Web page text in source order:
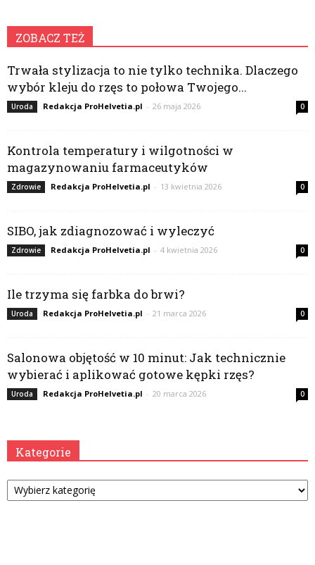
ZOBACZ TEŻ
Trwała stylizacja to nie tylko technika. Dlaczego
wybór kleju do rzęs to połowa Twojego...
Uroda Redakcja ProHelvetia.pl - 26 maja 2026 0
Kontrola temperatury i wilgotności w
magazynowaniu farmaceutyków
Zdrowie Redakcja ProHelvetia.pl - 13 kwietnia 2026 0
SIBO, jak zdiagnozować i wyleczyć
Zdrowie Redakcja ProHelvetia.pl - 4 kwietnia 2026 0
Ile trzyma się farbka do brwi?
Uroda Redakcja ProHelvetia.pl - 21 marca 2026 0
Salonowa objętość w 10 minut: Jak technicznie
wybierać i aplikować gotowe kępki rzęs?
Uroda Redakcja ProHelvetia.pl - 20 marca 2026 0
Kategorie
Kategorie